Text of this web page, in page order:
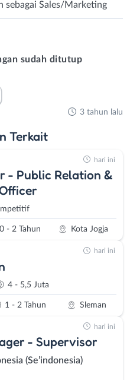
sebagai Sales/Marketing
sudah ditutup
3 tahun lalu
Terkait
- Public Relation &
0 - 2 Tahun Kota Jogja
hari ini
4 - 5,5 Juta
1 - 2 Tahun Sleman
hari ini
- Supervisor
(Se’indonesia)
hari ini